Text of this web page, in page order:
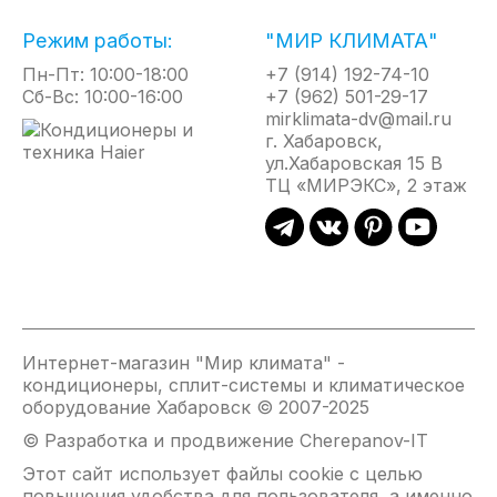
Блок Oxigent fresh, оснащен воздушным фильтром,
центробежным вентилятором и устанавливается
снаружи здания. Он осуществляет подачу, воздуха
с улицы по специальному воздуховоду. Объем
подачи свежего воздуха контролирует процессор
внутреннего блока. Система Haier может подавать
ФУНКЦИЯ ОБЪЕМНОГО ВОЗДУШНОГО
и получения эффекта естественной циркуляции
воздуха предусмот ре ноавтоматическое
согласование качания сдвоенных горизонтальных
заслонок и жалюзи с вертикальными створками.
ВОЗДУШНЫЙ ПОТОК 12М
Режим работы:
Пн-Пт: 10:00-18:00
Сб-Вс: 10:00-16:00
"МИР КЛИМАТА"
+7 (914) 192-74-10
+7 (962) 501-29-17
mirklimata-dv@mail.ru
г. Хабаровск,
ул.Хабаровская 15 В
ТЦ «МИРЭКС», 2 этаж
Интернет-магазин "Мир климата" -
кондиционеры, сплит-системы и климатическое
оборудование Хабаровск © 2007-2025
© Разработка и продвижение Cherepanov-IT
Этот сайт использует файлы cookie с целью